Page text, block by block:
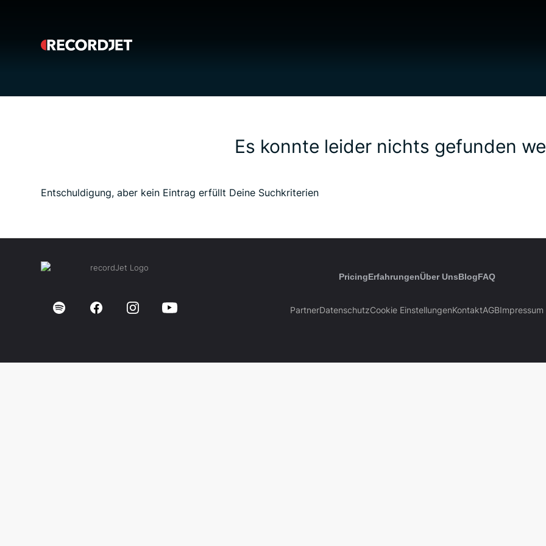
Es konnte leider nichts gefunden
Entschuldigung, aber kein Eintrag erfüllt Deine Suchkriterien
PricingErfahrungenÜber UnsBlogFAQ
PartnerDatenschutzCookie EinstellungenKontaktAGBImpressum